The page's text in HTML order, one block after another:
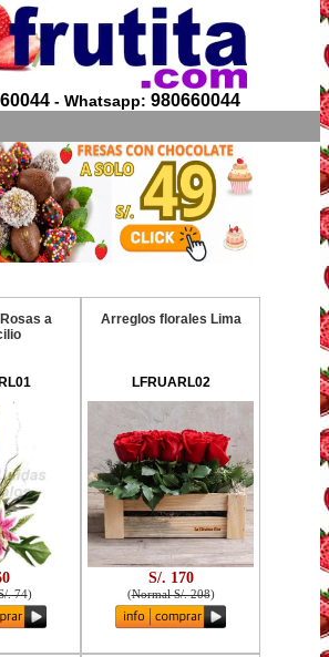
- Whatsapp: 980660044
a
. 74)
Arreglos florales Lima
LFRUARL02
S/. 170
(Normal S/. 208)